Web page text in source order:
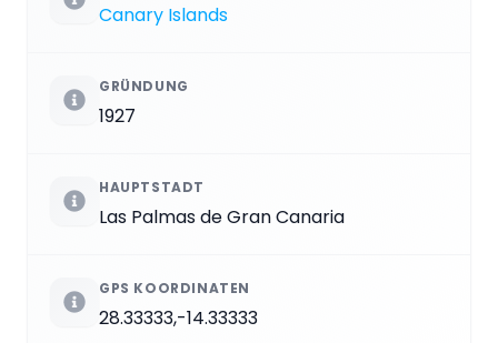
Canary Islands
GRÜNDUNG
1927
HAUPTSTADT
Las Palmas de Gran Canaria
GPS KOORDINATEN
28.33333,-14.33333